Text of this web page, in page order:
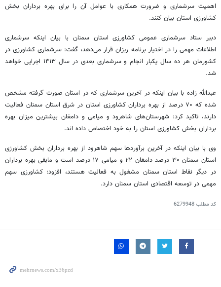
اهمیت سرشماری و ضرورت همکاری با عوامل آن را برای بهره برداران بخش
کشاورزی استان بیان کنند.
دبیر ستاد سرشماری عمومی کشاورزی استان سمنان با بیان اینکه سرشماری
اطلاعات مهمی را در اختیار برنامه ریزان قرار می‌دهد، گفت: سرشماری کشاورزی در
کشورمان هر ده سال یکبار
انجام و سرشماری بعدی در سال ۱۴۱۳ اجرایی خواهد
شد.
عبدالله زاده با بیان اینکه در آخرین سرشماری که در استان صورت گرفته مشخص
شده که ۷۰ درصد از بهره برداران کشاورزی استان در شرق استان سمنان فعالیت
دارند، تاکید کرد: شهرستان‌های شاهرود و میامی و دامغان بیشترین میزان بهره
برداران بخش کشاورزی استان را به خود اختصاص داده اند.
وی با بیان اینکه در آخرین برآوردها سهم شاهرود از بهره برداران بخش کشاورزی
استان سمنان ۳۰ درصد دامغان ۲۲ و میامی ۱۷ درصد است و مابقی بهره برداران
در دیگر نقاط استان سمنان مشغول به فعالیت هستند، افزود: کشاورزی سهم
مهمی در توسعه اقتصادی استان سمنان دارد.
کد مطلب6279948